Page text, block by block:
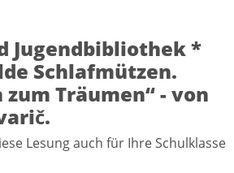
Jugendbibliothek *
Schlafmützen.
Träumen“ - von
Lesung auch für Ihre Schulklasse